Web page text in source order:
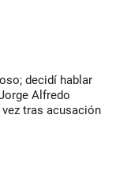
decidí hablar
Alfredo
tras acusación